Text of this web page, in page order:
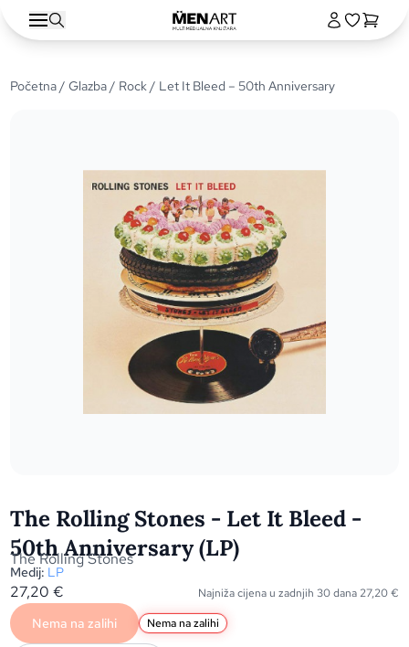
Početna/Glazba/ Rock/ Let It Bleed – 50th Anniversary
The Rolling Stones - Let It Bleed -
50th Anniversary (LP)
The Rolling Stones
Medij: LP
27,20€ Najniža cijena u zadnjih 30 dana 27,20€
Nema na zalihi Nema na zalihi